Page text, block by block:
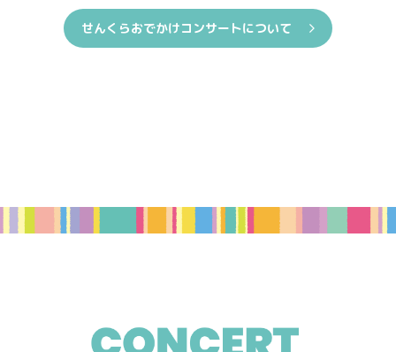
せんくらおでかけコンサートについて